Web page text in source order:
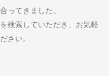
ってきました。
検索していただき、お気軽
さい。